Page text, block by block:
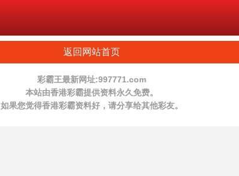
返回网站首页
彩霸王最新网址:997771.com
本站由香港彩霸提供资料永久免费。
如果您觉得香港彩霸资料好，请分享给其他彩友。